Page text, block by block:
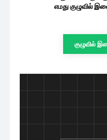
எமது குழுவில்
குழுவில்